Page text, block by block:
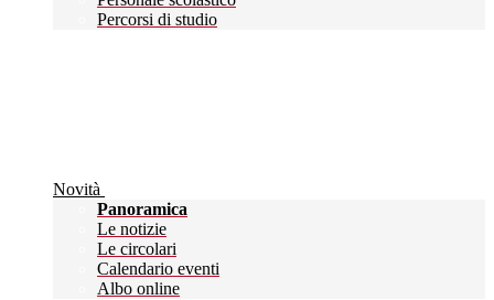
Percorsi di studio
Novità
Panoramica
Le notizie
Le circolari
Calendario eventi
Albo online